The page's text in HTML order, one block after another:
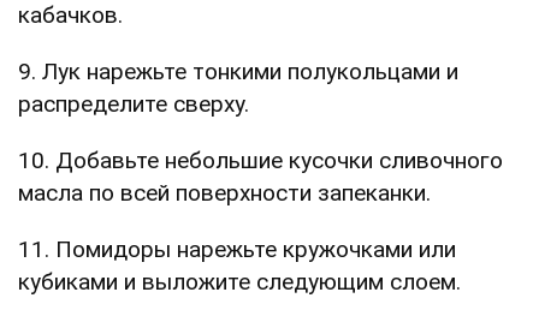
кабачков.
9. Лук нарежьте тонкими полукольцами и
распределите сверху.
10. Добавьте небольшие кусочки сливочного
масла по всей поверхности запеканки.
11. Помидоры нарежьте кружочками или
кубиками и выложите следующим слоем.